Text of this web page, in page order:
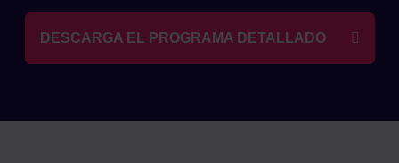
DESCARGA EL PROGRAMA DETALLADO